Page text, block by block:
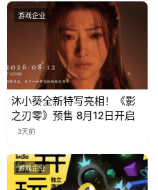
游戏企业
沐小葵全新特写亮相！《影
之刃零》预售 8月12日开启
3天前
游戏企业